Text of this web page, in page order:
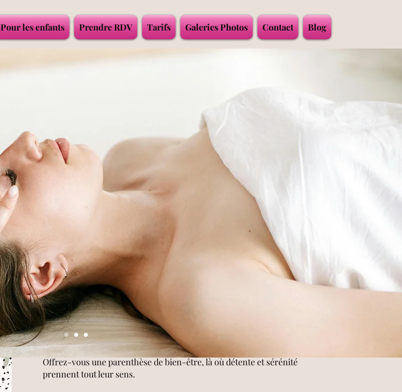
Pour les enfants Prendre RDV Tarifs Galeries Photos Contact Blog
Offrez-vous une parenthèse de bien-être, là où détente et sérénité
prennent tout leur sens.